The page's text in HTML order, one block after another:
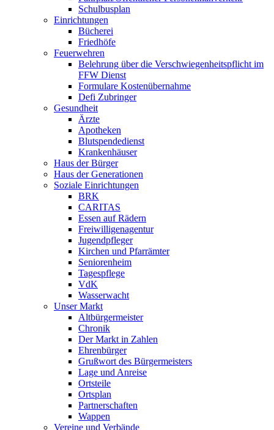
Schulbusplan
Einrichtungen
Bücherei
Friedhöfe
Feuerwehren
Belehrung über die Verschwiegenheitspflicht im
FFW Dienst
Formulare Kostenübernahme
Defi Zubringer
Gesundheit
Ärzte
Apotheken
Blutspendedienst
Krankenhäuser
Haus der Bürger
Haus der Generationen
Soziale Einrichtungen
BRK
CARITAS
Essen auf Rädern
Freiwilligenagentur
Jugendpfleger
Kirchen und Pfarrämter
Seniorenheim
Tagespflege
VdK
Wasserwacht
Unser Markt
Altbürgermeister
Chronik
Der Markt in Zahlen
Ehrenbürger
Grußwort des Bürgermeisters
Lage und Anreise
Ortsteile
Ortsplan
Partnerschaften
Wappen
Vereine und Verbände